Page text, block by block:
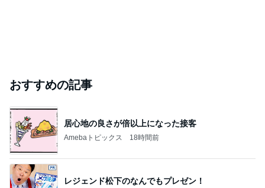
おすすめの記事
居心地の良さが倍以上になった接客
Amebaトピックス 18時間前
レジェンド松下のなんでもプレゼン！